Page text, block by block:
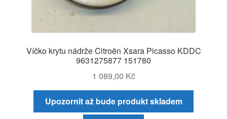
Víčko krytu nádrže Citroën Xsara Picasso KDDC
9631275877 151780
1 089,00 Kč
Upozornit až bude produkt skladem